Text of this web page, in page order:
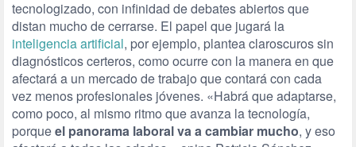
tecnologizado, con infinidad de debates abiertos que
distan mucho de cerrarse. El papel que jugará la
inteligencia artificial, por ejemplo, plantea claroscuros sin
diagnósticos certeros, como ocurre con la manera en que
afectará a un mercado de trabajo que contará con cada
vez menos profesionales jóvenes. «Habrá que adaptarse,
como poco, al mismo ritmo que avanza la tecnología,
porqueel panorama laboral va a cambiar mucho, y eso